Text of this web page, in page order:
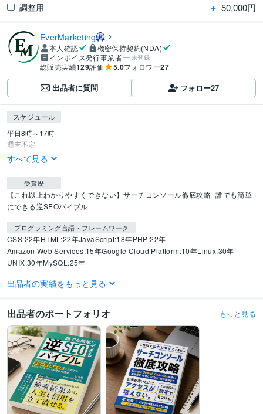
調整用 ＋ 50,000円
EverMarketing
本人確認
機密保持契約(NDA)
インボイス発行事業者
未登録
総販売実績129評価 5.0フォロワー27
出品者に質問 フォロー27
スケジュール
平日8時～17時
週末不定
すべて見る
受賞歴
【これ以上わかりやすくできない】サーチコンソール徹底攻略 誰でも簡単
にできる逆SEOバイブル
プログラミング言語・フレームワーク
CSS:22年HTML:22年JavaScript:18年PHP:22年
Amazon Web Services:15年Google Cloud Platform:10年Linux:30年
UNIX:30年MySQL:25年
ビジネス・クリエイティブツール
Google Search Console:15年
得意分野
集客・マーケティング相談 SEO対策 逆SEO対策
マーケティングコンサ
ルティング
生成AI活用・開発・制作 チャットボット開発
語学力
英語 ネイティブレベル
中国語 ネイティブレベル
出品者の実績をもっと見る
出品者のポートフォリオ もっと見る